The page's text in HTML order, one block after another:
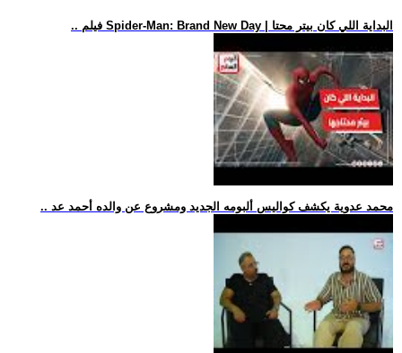
.. فيلم Spider-Man: Brand New Day | البداية اللي كان بيتر محتا
.. محمد عدوية يكشف كواليس ألبومه الجديد ومشروع عن والده أحمد عد